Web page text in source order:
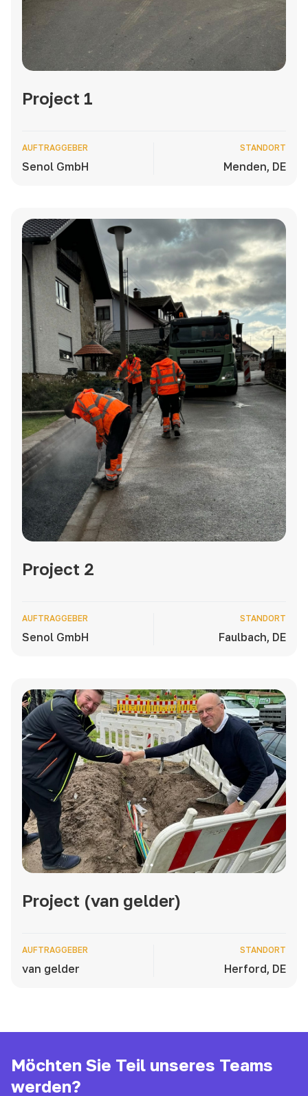
Project 1
AUFTRAGGEBER
Senol GmbH
STANDORT
Menden, DE
Project 2
AUFTRAGGEBER
Senol GmbH
STANDORT
Faulbach, DE
Project (van gelder)
AUFTRAGGEBER
van gelder
STANDORT
Herford, DE
Möchten Sie Teil unseres Teams
werden?